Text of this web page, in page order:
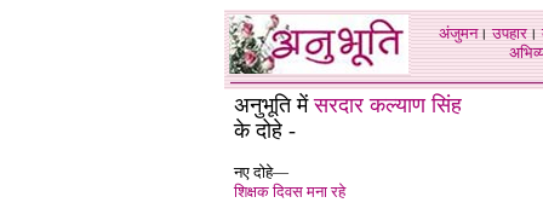
अंजुमन।उपहार।
अनुभूति मेंसरदार कल्याण सिंह
के दोहे -
नए दोहे—
शिक्षक दिवस मना रहे